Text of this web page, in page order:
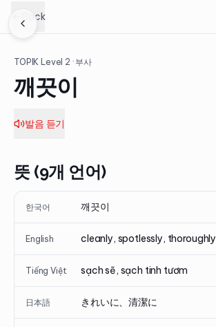
Back
TOPIK Level 2 · 부사
깨끗이
발음 듣기
뜻 (9개 언어)
한국어 깨끗이
English cleanly, spotlessly, thoroughly
Tiếng Việt sạch sẽ, sạch tinh tươm
日本語 きれいに、清潔に